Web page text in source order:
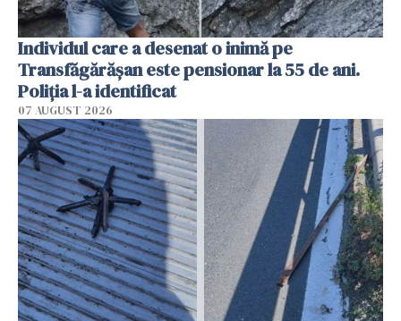
Individul care a desenat o inimă pe
Transfăgărășan este pensionar la 55 de ani.
Poliția l-a identificat
07 AUGUST 2026